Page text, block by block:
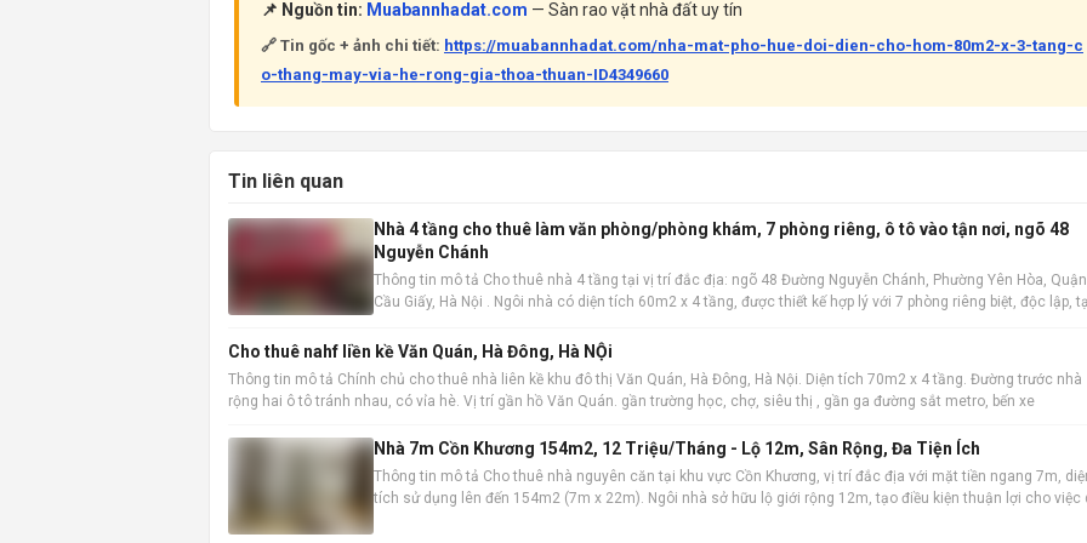
📌 Nguồn tin: Muabannhadat.com — Sàn rao vặt nhà đất uy tín
🔗 Tin gốc + ảnh chi tiết: https://muabannhadat.com/nha-mat-pho-hue-doi-dien-cho-hom-80m2-x-3-tang-c
o-thang-may-via-he-rong-gia-thoa-thuan-ID4349660
Tin liên quan
Nhà 4 tầng cho thuê làm văn phòng/phòng khám, 7 phòng riêng, ô tô vào tận nơi, ngõ 48
Nguyễn Chánh
Thông tin mô tả Cho thuê nhà 4 tầng tại vị trí đắc địa: ngõ 48 Đường Nguyễn Chánh, Phường Yên Hòa, Quận
Cầu Giấy, Hà Nội . Ngôi nhà có diện tích 60m2 x 4 tầng, được thiết kế hợp lý với 7 phòng riêng biệt, độc lập,
Cho thuê nahf liền kề Văn Quán, Hà Đông, Hà NỘi
Thông tin mô tả Chính chủ cho thuê nhà liên kề khu đô thị Văn Quán, Hà Đông, Hà Nội. Diện tích 70m2 x 4 tầng. Đường trước nhà
rộng hai ô tô tránh nhau, có vỉa hè. Vị trí gần hồ Văn Quán. gần trường học, chợ, siêu thị , gần ga đường sắt metro, bến xe
Nhà 7m Cồn Khương 154m2, 12 Triệu/Tháng - Lộ 12m, Sân Rộng, Đa Tiện Ích
Thông tin mô tả Cho thuê nhà nguyên căn tại khu vực Cồn Khương, vị trí đắc địa với mặt tiền ngang 7m,
tích sử dụng lên đến 154m2 (7m x 22m). Ngôi nhà sở hữu lộ giới rộng 12m, tạo điều kiện thuận lợi cho việc